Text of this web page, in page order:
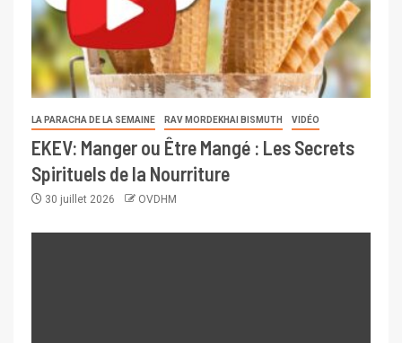
LA PARACHA DE LA SEMAINE RAV MORDEKHAI BISMUTH VIDÉO
EKEV: Manger ou Être Mangé : Les Secrets
Spirituels de la Nourriture
30 juillet 2026 OVDHM